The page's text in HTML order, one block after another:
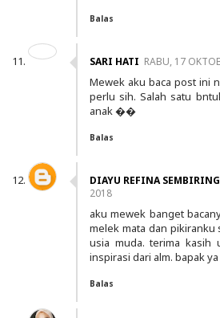
Balas
SARI HATI RABU, 17
Mewek aku baca post ini
perlu sih. Salah satu
anak ��
Balas
DIAYU REFINA SEMBIRING
2018
aku mewek banget
melek mata dan pikiranku
usia muda. terima kasih
inspirasi dari alm. bapak ya
Balas